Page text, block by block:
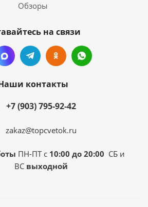
Обзоры
на связи
контакты
+7 (903) 795-92-42
zakaz@topcvetok.ru
ПН-ПТ с 10:00 до 20:00 СБ и
ВС выходной